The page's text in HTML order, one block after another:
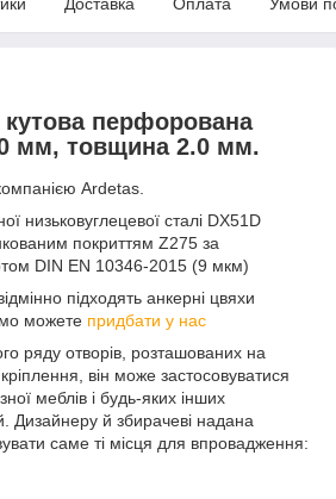
перфорована
мм, товщина 2.0 мм.
Ardetas.
низьковуглецевої сталі DX51D
покриттям Z275 за
DIN EN 10346-2015 (9 мкм)
підходять анкерні цвяхи
можете придбати у нас
ряду отворів, розташованих на
кріплення, він може застосовуватися
меблів і будь-яких інших
Дизайнеру й збирачеві надана
саме ті місця для впровадження: